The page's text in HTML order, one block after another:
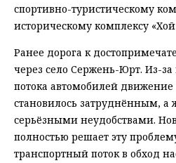
спортивно-туристическому
историческому комплексу
Ранее дорога к
через село Сержень-Юрт. Из-за
потока автомобилей
становилось затруднённым, а
серьёзными неудобствами.
полностью решает эту
транспортный поток в обход